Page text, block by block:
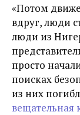
«Потом
вдруг, люди
люди из
просто
поисках
из них
вещательная